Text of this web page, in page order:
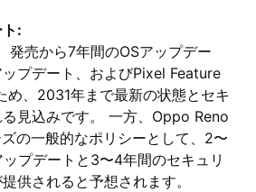
:
売から7年間のOSアップデー
ップデート、およびPixel Feature
め、2031年まで最新の状態とセキ
見込みです。 一方、Oppo Reno
の一般的なポリシーとして、2〜
プデートと3〜4年間のセキュリ
供されると予想されます。